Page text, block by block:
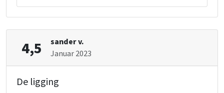
4,5
sander v.
Januar 2023
De ligging